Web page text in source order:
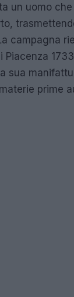
un uomo
campagna
Piacenza
sua
prime